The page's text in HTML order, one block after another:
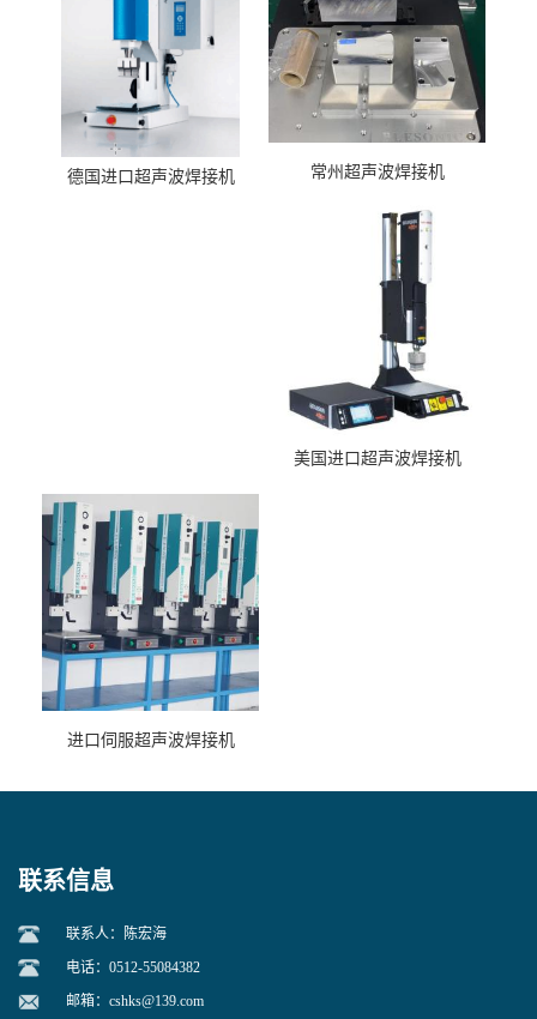
德国进口超声波焊接机 常州超声波焊接机
美国进口超声波焊接机
进口伺服超声波焊接机
联系信息
联系人：陈宏海
电话：0512-55084382
邮箱： cshks@139.com